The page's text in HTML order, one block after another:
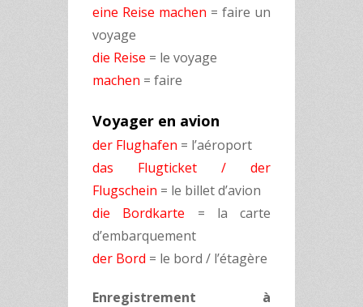
eine Reise machen = faire un
voyage
die Reise = le voyage
machen = faire
Voyager en avion
der Flughafen = l’aéroport
das Flugticket / der
Flugschein = le billet d’avion
die Bordkarte = la carte
d’embarquement
der Bord = le bord / l’étagère
Enregistrement à